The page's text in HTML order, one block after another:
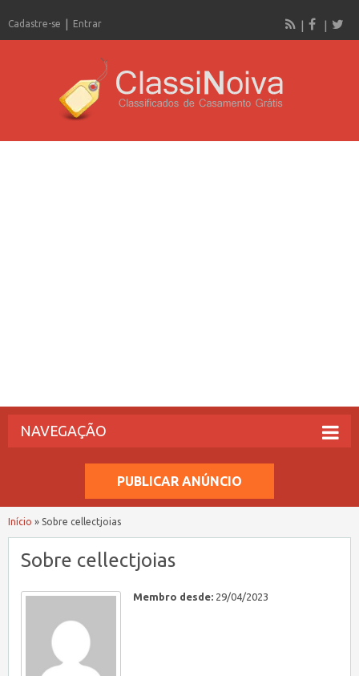
Cadastre-se Entrar
NAVEGAÇÃO
PUBLICAR ANÚNCIO
Início » Sobre cellectjoias
Sobre cellectjoias
Membro desde: 29/04/2023